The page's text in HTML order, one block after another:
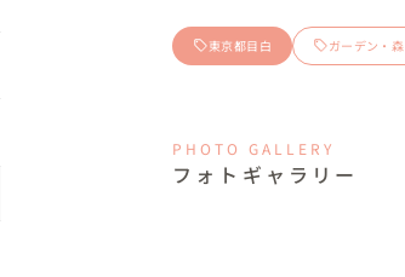
東京都目白 ガーデン・森
PHOTO GALLERY
フォトギャラリー